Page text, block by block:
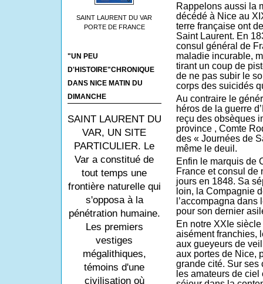
SAINT LAURENT DU VAR
PORTE DE FRANCE
"UN PEU
D'HISTOIRE"CHRONIQUE
DANS NICE MATIN DU
DIMANCHE
SAINT LAURENT DU
VAR, UN SITE
PARTICULIER. Le
Var a constitué de
tout temps une
frontière naturelle qui
s'opposa à la
pénétration humaine.
Les premiers
vestiges
mégalithiques,
témoins d'une
civilisation où
Rappelons aussi la
décédé à Nice au
terre française ont
Saint Laurent. En
consul général de
maladie incurable,
tirant un coup de
de ne pas subir le
corps des suicidés
Au contraire le
héros de la guerre
reçu des obsèques
province , Comte
des « Journées de
même le deuil.
Enfin le marquis de
France et consul de
jours en 1848. Sa
loin, la Compagnie
l’accompagna
pour son dernier
En notre XXIe
aisément franchies,
aux gueyeurs de
aux portes de Nice,
grande cité. Sur ses
les amateurs de